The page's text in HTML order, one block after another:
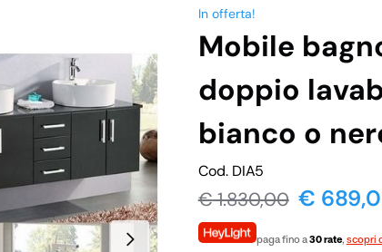
In offerta!
Mobile
doppio
bianco o
Cod. DIA5
€1.830,00 €
paga fino a30 rate, scopri